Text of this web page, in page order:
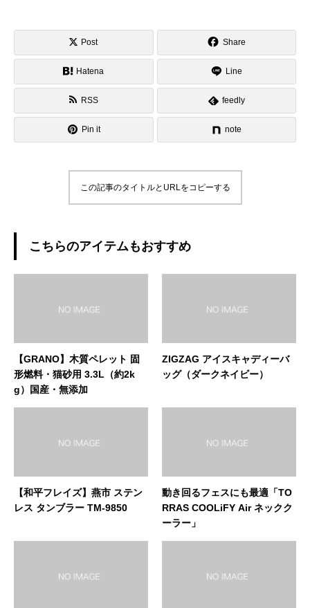
Post Share
Hatena Line
RSS feedly
Pin it note
この記事のタイトルとURLをコピーする
こちらのアイテムもおすすめ
【GRANO】木質ペレット 固
形燃料・猫砂用 3.3L（約2k
g）国産・無添加
ZIGZAG アイスキャディーバ
ッグ（ダークネイビー）
【和平フレイズ】燕市 ステン
レス タンブラー TM-9850
動き回るフェスにも最適「TO
RRAS COOLiFY Air ネックク
ーラー」